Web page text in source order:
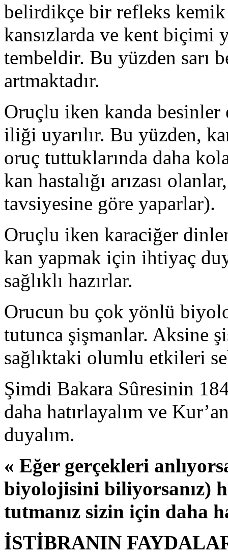
belirdikçe bir refleks
kansızlarda ve kent biçimi
tembeldir. Bu yüzden sarı
artmaktadır.
Oruçlu iken kanda besinler
iliği uyarılır. Bu yüzden,
oruç tuttuklarında daha
kan hastalığı arızası
tavsiyesine göre yaparlar).
Oruçlu iken karaciğer
kan yapmak için ihtiyaç
sağlıklı hazırlar.
Orucun bu çok yönlü
tutunca şişmanlar. Aksine
sağlıktaki olumlu etkileri
Şimdi Bakara Sûresinin
daha hatırlayalım ve
duyalım.
« Eğer gerçekleri
biyolojisini biliyorsanız)
tutmanız sizin için daha
İSTİBRANIN